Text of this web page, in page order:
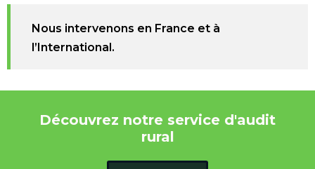
Nous intervenons en France et à
l’International.
Découvrez notre service d'audit
rural